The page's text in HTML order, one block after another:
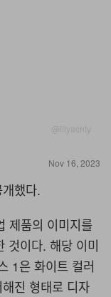
Nov 16, 2023
했다.
제품의 이미지를
것이다. 해당 이미
1은 화이트 컬러
진 형태로 디자